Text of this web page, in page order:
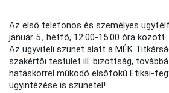
Az első telefonos és személyes
január 5., hétfő, 12:00-15:00 óra között.
Az ügyviteli szünet alatt a MÉK
szakértői testület ill. bizottság,
hatáskörrel működő elsőfokú Etikai-
ügyintézése is szünetel!